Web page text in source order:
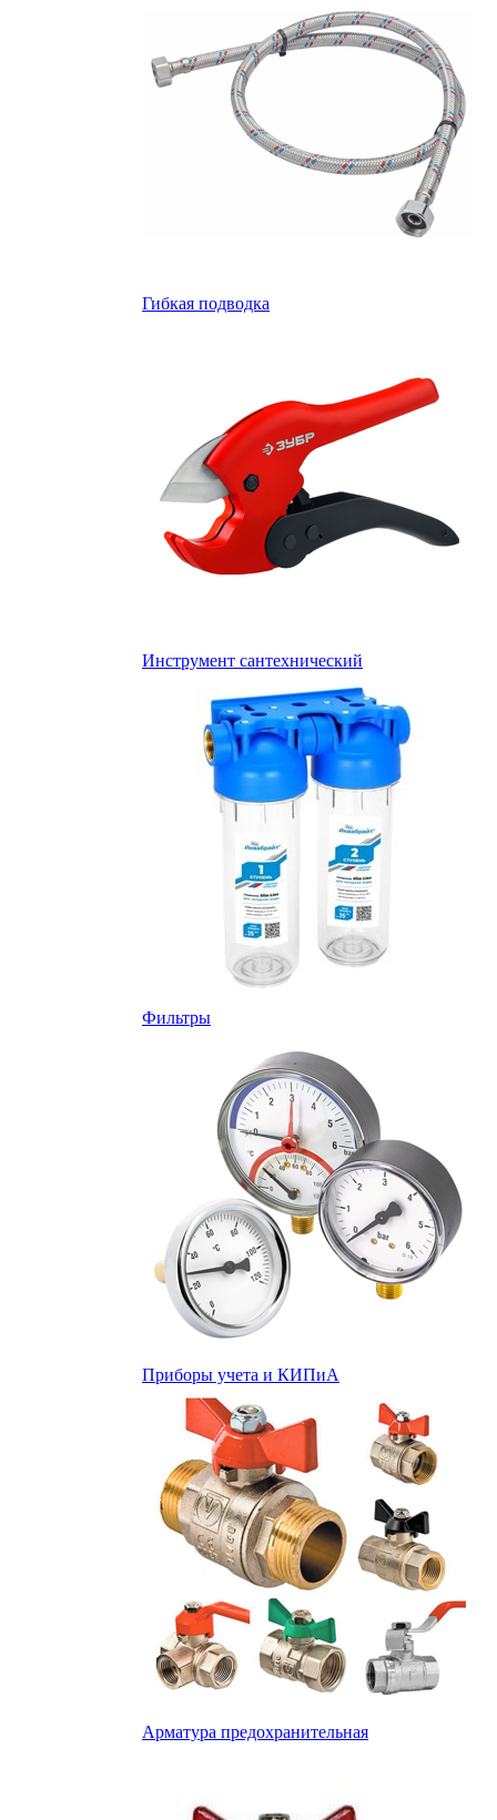
Гибкая подводка
Инструмент сантехнический
Фильтры
Приборы учета и КИПиА
Арматура предохранительная